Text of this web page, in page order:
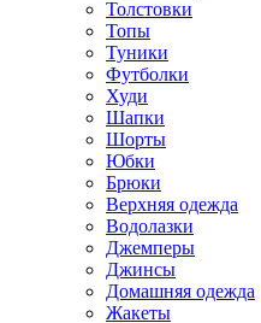
Толстовки
Топы
Туники
Футболки
Худи
Шапки
Шорты
Юбки
Брюки
Верхняя одежда
Водолазки
Джемперы
Джинсы
Домашняя одежда
Жакеты